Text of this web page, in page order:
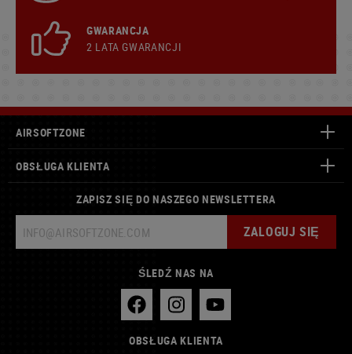
GWARANCJA
2 LATA GWARANCJI
AIRSOFTZONE
OBSŁUGA KLIENTA
ZAPISZ SIĘ DO NASZEGO NEWSLETTERA
ZALOGUJ SIĘ
ŚLEDŹ NAS NA
OBSŁUGA KLIENTA